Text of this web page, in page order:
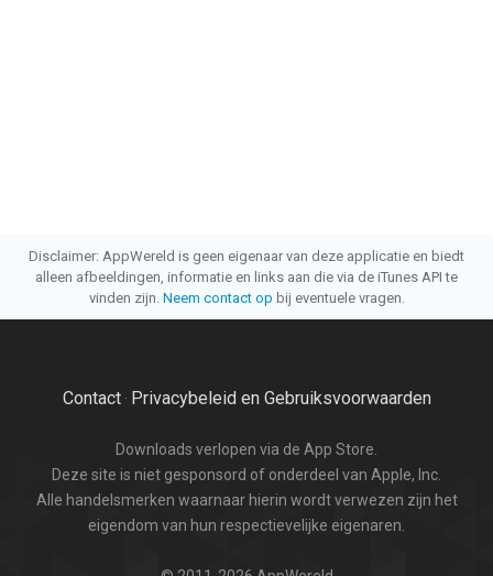
Disclaimer: AppWereld is geen eigenaar van deze applicatie en biedt
alleen afbeeldingen, informatie en links aan die via de iTunes API te
vinden zijn. Neem contact op bij eventuele vragen.
Contact· Privacybeleid en Gebruiksvoorwaarden
Downloads verlopen via de App Store.
Deze site is niet gesponsord of onderdeel van Apple, Inc.
Alle handelsmerken waarnaar hierin wordt verwezen zijn het
eigendom van hun respectievelijke eigenaren.